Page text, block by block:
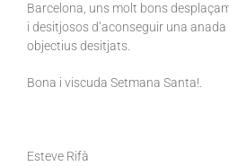
Barcelona, uns molt bons
i desitjosos d’aconseguir una
objectius desitjats.
Bona i viscuda Setmana Santa!.
Esteve Rifà